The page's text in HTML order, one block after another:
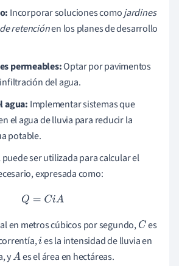
Incorporar soluciones comojardines
retenciónen los planes de desarrollo
permeables:Optar por pavimentos
del agua.
agua: Implementar sistemas que
el agua de lluvia para reducir la
potable.
ser utilizada para calcular el
expresada como:
Q= CiA
en metros cúbicos por segundo,C es
i es la intensidad de lluvia en
yA es el área en hectáreas.